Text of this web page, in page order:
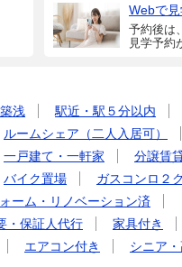
Webで
予約後は
見学予約
浅 駅近・駅５分以内
ルームシェア（二人入居可）
一戸建て・一軒家 分譲賃
バイク置場
ガスコンロ２
ーム・リノベーション済
・保証人代行 家具付き
エアコン付き
シニア